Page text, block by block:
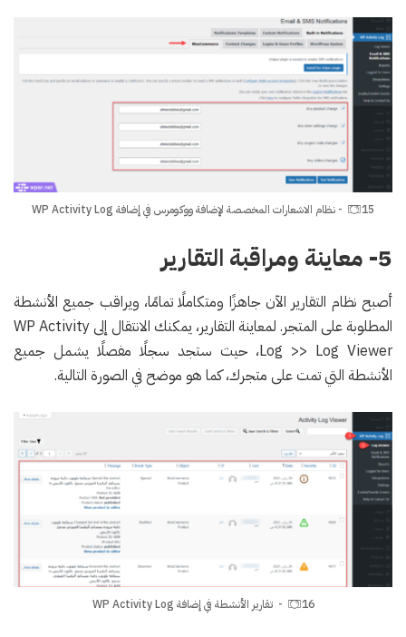
15- نظام الاشعارات المخصصة لإضافة ووكومرس في إضافة WP Activity Log
5- معاينة ومراقبة التقارير
أصبح نظام التقارير الآن جاهزًا ومتكاملًا تمامًا، ويراقب جميع الأنشطة
المطلوبة على المتجر. لمعاينة التقارير، يمكنك الانتقال إلى WP Activity
Log >> Log Viewer، حيث ستجد سجلًا مفصلًا يشمل جميع
الأنشطة التي تمت على متجرك، كما هو موضح في الصورة التالية.
16- تقارير الأنشطة في إضافة WP Activity Log